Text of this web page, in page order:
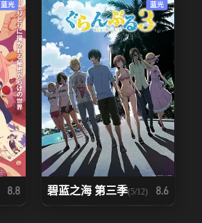
蓝光
8.8
蓝光
碧蓝之海 第三季(5/12) 8.6